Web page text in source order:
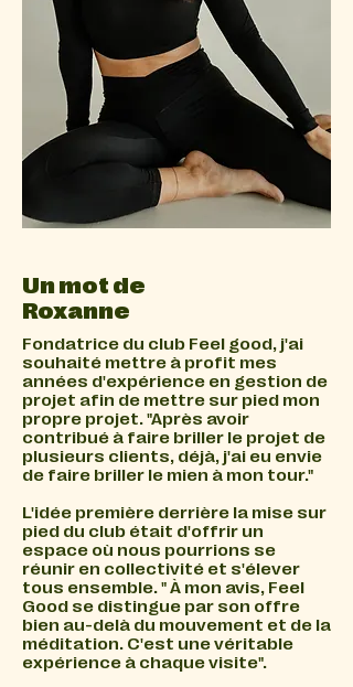
Un mot de
Roxanne
Fondatrice du club Feel good, j'ai
souhaité mettre à profit mes
années d'expérience en gestion de
projet afin de mettre sur pied mon
propre projet. "Après avoir
contribué à faire briller le projet de
plusieurs clients, déjà, j'ai eu envie
de faire briller le mien à mon tour."
L'idée première derrière la mise sur
pied du club était d'offrir un
espace où nous pourrions se
réunir en collectivité et s'élever
tous ensemble. " À mon avis, Feel
Good se distingue par son offre
bien au-delà du mouvement et de la
méditation. C'est une véritable
expérience à chaque visite".